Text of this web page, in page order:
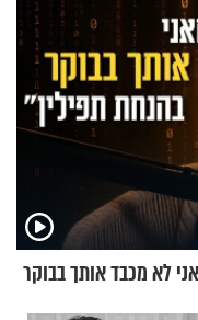
לא מכבד אותך בבוקר